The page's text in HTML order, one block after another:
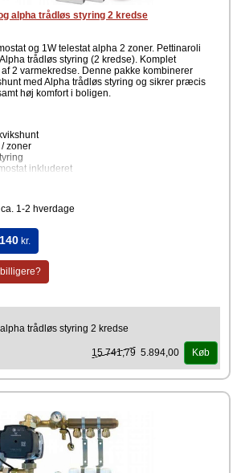
alpha trådløs styring 2 kredse
og 1W telestat alpha 2 zoner. Pettinaroli
trådløs styring (2 kredse). Komplet
2 varmekredse. Denne pakke kombinerer
med Alpha trådløs styring og sikrer præcis
høj komfort i boligen.
zoner
inkluderet
i 2 zoner
for fleksibel placering
er en kompakt og driftssikker løsning til
i mindre varmeanlæg med to
Alpha trådløse styring giver mulighed for
via rumtermostaten, som kommunikerer
1-2 hverdage
140kr.
trådløs styring 2 kredse
15.741,79 5.894,00 Køb